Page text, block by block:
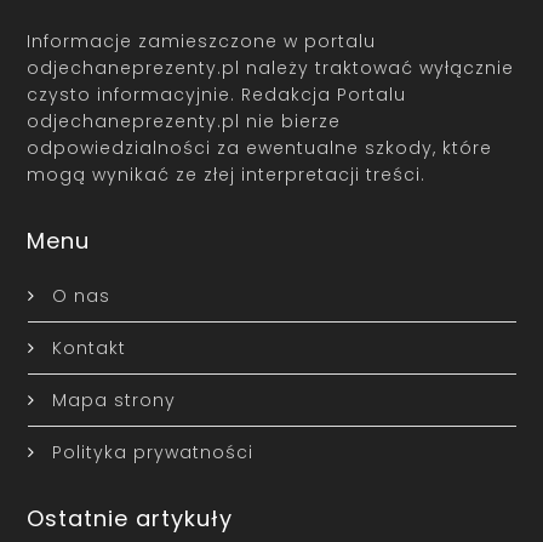
Informacje zamieszczone w portalu
odjechaneprezenty.pl należy traktować wyłącznie
czysto informacyjnie. Redakcja Portalu
odjechaneprezenty.pl nie bierze
odpowiedzialności za ewentualne szkody, które
mogą wynikać ze złej interpretacji treści.
Menu
O nas
Kontakt
Mapa strony
Polityka prywatności
Ostatnie artykuły